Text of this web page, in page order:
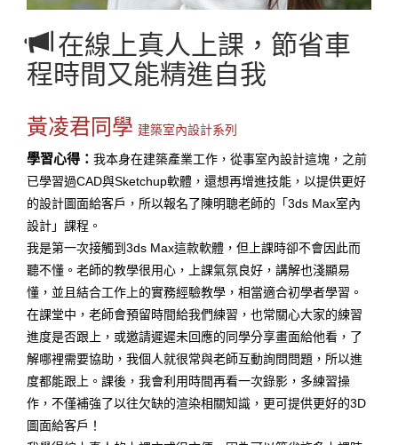
在線上真人上課，節省車
程時間又能精進自我
黃凌君同學 建築室內設計系列
學習心得： 我本身在建築產業工作，從事室內設計這塊，之前
已學習過CAD與Sketchup軟體，還想再增進技能，以提供更好
的設計圖面給客戶，所以報名了陳明聰老師的「3ds Max室內
設計」課程。
我是第一次接觸到3ds Max這款軟體，但上課時卻不會因此而
聽不懂。老師的教學很用心，上課氣氛良好，講解也淺顯易
懂，並且結合工作上的實務經驗教學，相當適合初學者學習。
在課堂中，老師會預留時間給我們練習，也常關心大家的練習
進度是否跟上，或邀請遲遲未回應的同學分享畫面給他看，了
解哪裡需要協助，我個人就很常與老師互動詢問問題，所以進
度都能跟上。課後，我會利用時間再看一次錄影，多練習操
作，不僅補強了以往欠缺的渲染相關知識，更可提供更好的3D
圖面給客戶！